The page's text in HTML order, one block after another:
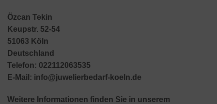
Özcan Tekin
Keupstr. 52-54
51063 Köln
Deutschland
Telefon: 022112063535
E-Mail: info@juwelierbedarf-koeln.de
Weitere Informationen finden Sie in unserem